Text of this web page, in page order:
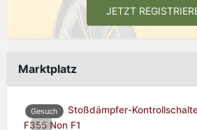
JETZT
Marktplatz
0
Gesuch
Stoßdämpfer-
F355 Non F1